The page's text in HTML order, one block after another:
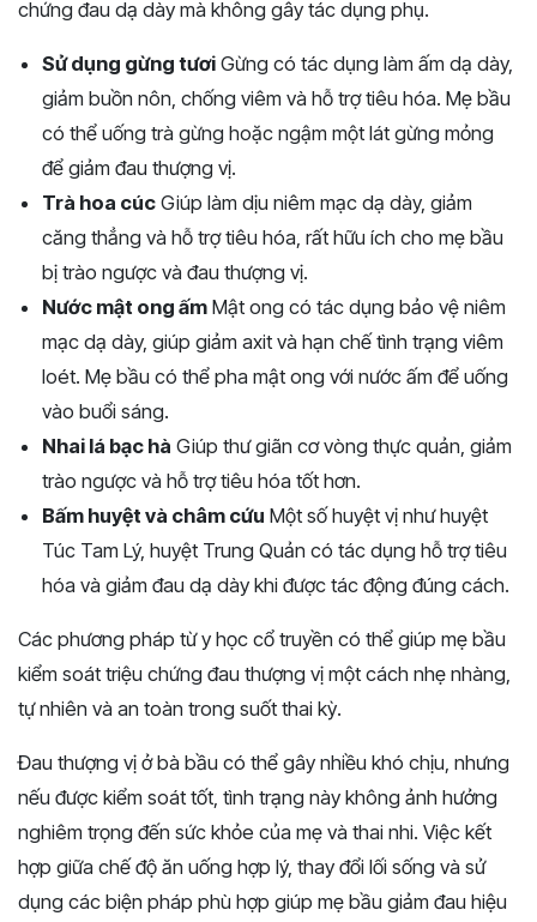
chứng đau dạ dày mà không gây tác dụng phụ.
Sử dụng gừng tươi Gừng có tác dụng làm ấm dạ dày,
giảm buồn nôn, chống viêm và hỗ trợ tiêu hóa. Mẹ bầu
có thể uống trà gừng hoặc ngậm một lát gừng mỏng
để giảm đau thượng vị.
Trà hoa cúc Giúp làm dịu niêm mạc dạ dày, giảm
căng thẳng và hỗ trợ tiêu hóa, rất hữu ích cho mẹ bầu
bị trào ngược và đau thượng vị.
Nước mật ong ấm Mật ong có tác dụng bảo vệ niêm
mạc dạ dày, giúp giảm axit và hạn chế tình trạng viêm
loét. Mẹ bầu có thể pha mật ong với nước ấm để uống
vào buổi sáng.
Nhai lá bạc hà Giúp thư giãn cơ vòng thực quản, giảm
trào ngược và hỗ trợ tiêu hóa tốt hơn.
Bấm huyệt và châm cứu Một số huyệt vị như huyệt
Túc Tam Lý, huyệt Trung Quản có tác dụng hỗ trợ tiêu
hóa và giảm đau dạ dày khi được tác động đúng cách.
Các phương pháp từ y học cổ truyền có thể giúp mẹ bầu
kiểm soát triệu chứng đau thượng vị một cách nhẹ nhàng,
tự nhiên và an toàn trong suốt thai kỳ.
Đau thượng vị ở bà bầu có thể gây nhiều khó chịu, nhưng
nếu được kiểm soát tốt, tình trạng này không ảnh hưởng
nghiêm trọng đến sức khỏe của mẹ và thai nhi. Việc kết
hợp giữa chế độ ăn uống hợp lý, thay đổi lối sống và sử
dụng các biện pháp phù hợp giúp mẹ bầu giảm đau hiệu